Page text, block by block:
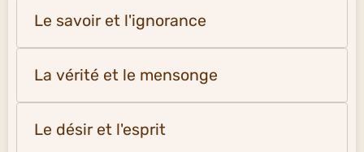
Le savoir et l'ignorance
La vérité et le mensonge
Le désir et l'esprit